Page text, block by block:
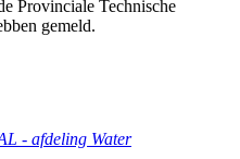
Provinciale Technische
gemeld.
- afdeling Water